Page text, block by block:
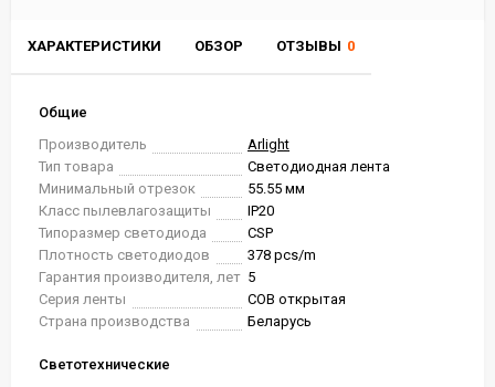
ХАРАКТЕРИСТИКИ ОБЗОР ОТЗЫВЫ 0
Общие
Производитель
Arlight
Тип товара
Светодиодная лента
Минимальный отрезок
55.55 мм
Класс пылевлагозащиты
IP20
Типоразмер светодиода
CSP
Плотность светодиодов
378 pcs/m
Гарантия производителя, лет 5
Серия ленты
COB открытая
Страна производства
Беларусь
Светотехнические